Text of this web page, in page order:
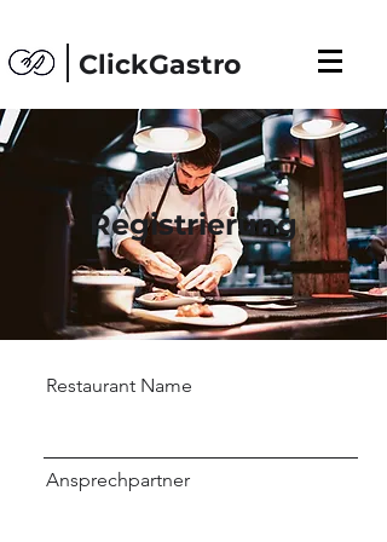
ClickGastro
Registrierung
Restaurant Name
Ansprechpartner